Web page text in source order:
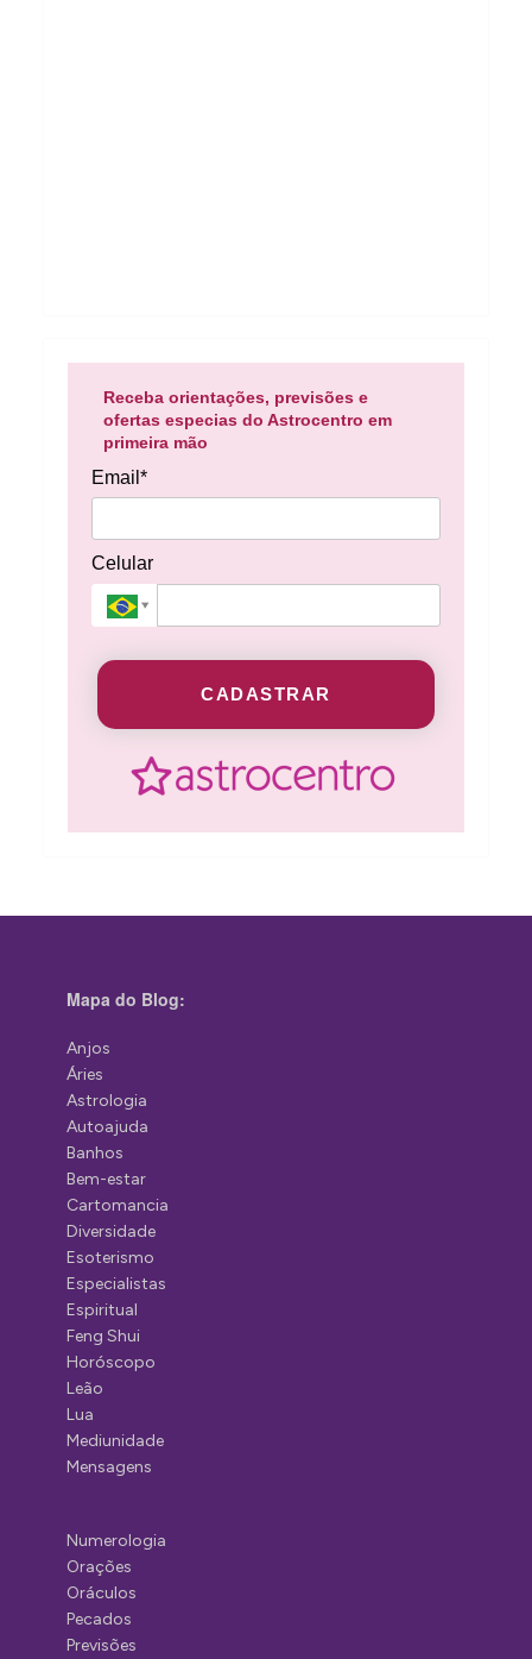
Receba orientações, previsões e
ofertas especias do Astrocentro em
primeira mão
Email*
Celular
CADASTRAR
Mapa do Blog:
Anjos
Áries
Astrologia
Autoajuda
Banhos
Bem-estar
Cartomancia
Diversidade
Esoterismo
Especialistas
Espiritual
Feng Shui
Horóscopo
Leão
Lua
Mediunidade
Mensagens
Numerologia
Orações
Oráculos
Pecados
Previsões